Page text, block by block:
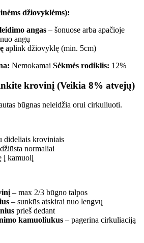
džiovyklėms):
angas – šonuose arba apačioje
nuo angų
aplink džiovyklę (min. 5cm)
Nemokamai Sėkmės rodiklis: 12%
krovinį (Veikia 8% atvejų)
būgnas neleidžia orui cirkuliuoti.
dideliais kroviniais
normaliai
į kamuolį
– max 2/3 būgno talpos
– sunkūs atskirai nuo lengvų
prieš dedant
kamuoliukus – pagerina cirkuliaciją